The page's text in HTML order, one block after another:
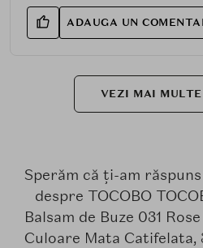
ADAUGA UN
VEZI MAI
Sperăm că ți-am
despre TOCOBO
Balsam de Buze 031
Culoare Mata Catifelata,